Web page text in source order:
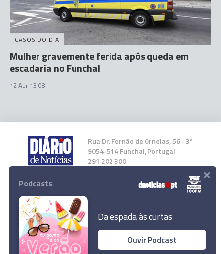
CASOS DO DIA
Mulher gravemente ferida após queda em
escadaria no Funchal
12 Abr 13:08
Rua Dr. Fernão de Ornelas, 56 - 3º
9054-514 Funchal, Portugal
291 202 300
Instale a nossa App
© 2026 Empresa Diário de Notícias, Lda.
Podcasts
Da espada às curtas
Ouvir Podcast
×